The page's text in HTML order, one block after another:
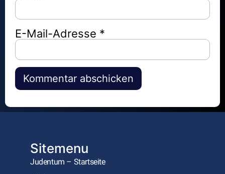
E-Mail-Adresse *
Alternative:
Sitemenu
Judentum – Startseite